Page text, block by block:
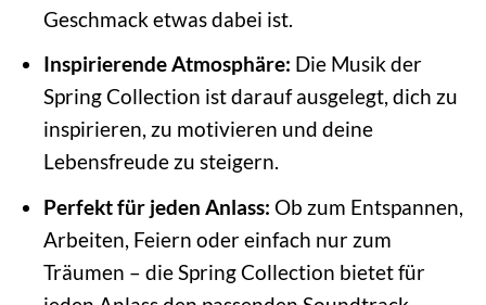
Geschmack etwas dabei ist.
Inspirierende Atmosphäre: Die Musik der
Spring Collection ist darauf ausgelegt, dich zu
inspirieren, zu motivieren und deine
Lebensfreude zu steigern.
Perfekt für jeden Anlass: Ob zum Entspannen,
Arbeiten, Feiern oder einfach nur zum
Träumen – die Spring Collection bietet für